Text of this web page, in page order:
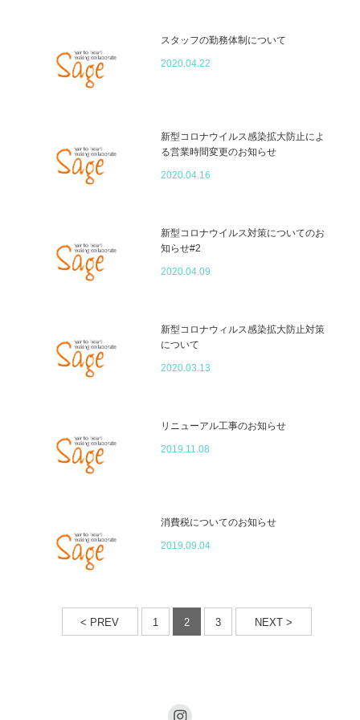
スタッフの勤務体制について
2020.04.22
新型コロナウイルス感染拡大防止によ
る営業時間変更のお知らせ
2020.04.16
新型コロナウイルス対策についてのお
知らせ#2
2020.04.09
新型コロナウィルス感染拡大防止対策
について
2020.03.13
リニューアル工事のお知らせ
2019.11.08
消費税についてのお知らせ
2019.09.04
< PREV 1 2 3 NEXT >